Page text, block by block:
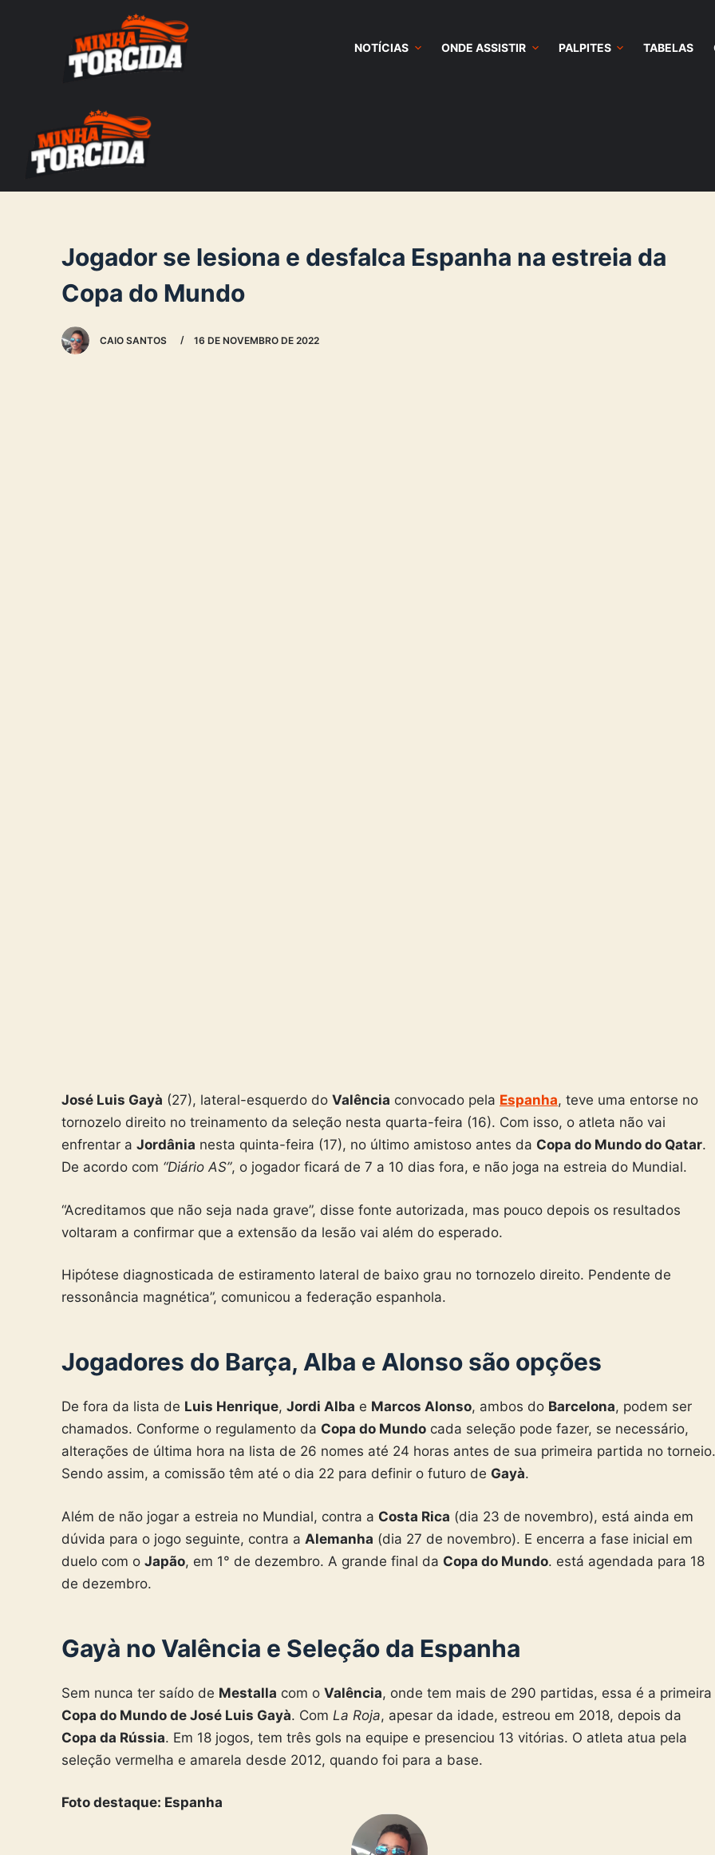
NOTÍCIAS ONDE ASSISTIR PALPITES TABELAS
Jogador se lesiona e desfalca Espanha na estreia da
Copa do Mundo
CAIO SANTOS 16 DE NOVEMBRO DE 2022
José Luis Gayà (27), lateral-esquerdo do Valência convocado pela Espanha, teve uma entorse no
tornozelo direito no treinamento da seleção nesta quarta-feira (16). Com isso, o atleta não vai
enfrentar a Jordânia nesta quinta-feira (17), no último amistoso antes da Copa do Mundo do Qatar.
De acordo com “Diário AS”, o jogador ficará de 7 a 10 dias fora, e não joga na estreia do Mundial.
“Acreditamos que não seja nada grave”, disse fonte autorizada, mas pouco depois os resultados
voltaram a confirmar que a extensão da lesão vai além do esperado.
Hipótese diagnosticada de estiramento lateral de baixo grau no tornozelo direito. Pendente de
ressonância magnética”, comunicou a federação espanhola.
Jogadores do Barça, Alba e Alonso são opções
De fora da lista de Luis Henrique, Jordi Alba e Marcos Alonso, ambos do Barcelona, podem ser
chamados. Conforme o regulamento da Copa do Mundo cada seleção pode fazer, se necessário,
alterações de última hora na lista de 26 nomes até 24 horas antes de sua primeira partida no torneio.
Sendo assim, a comissão têm até o dia 22 para definir o futuro de Gayà.
Além de não jogar a estreia no Mundial, contra a Costa Rica (dia 23 de novembro), está ainda em
dúvida para o jogo seguinte, contra a Alemanha (dia 27 de novembro). E encerra a fase inicial em
duelo com o Japão, em 1° de dezembro. A grande final da Copa do Mundo. está agendada para 18
de dezembro.
Gayà no Valência e Seleção da Espanha
Sem nunca ter saído de Mestalla com o Valência, onde tem mais de 290 partidas, essa é a primeira
Copa do Mundo de José Luis Gayà. Com La Roja, apesar da idade, estreou em 2018, depois da
Copa da Rússia. Em 18 jogos, tem três gols na equipe e presenciou 13 vitórias. O atleta atua pela
seleção vermelha e amarela desde 2012, quando foi para a base.
Foto destaque: Espanha